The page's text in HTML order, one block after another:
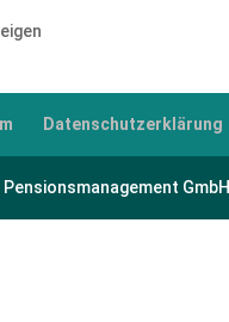
Datenschutzerklärung
Pensionsmanagement GmbH